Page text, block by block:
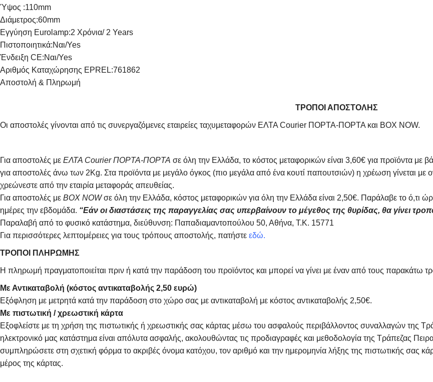
Σακούλες Σκούπας
Αξεσουάρ Λευκών Συσκευών
Καθαριστικά
Ύψος :110mm
Διάμετρος:60mm
Εγγύηση Eurolamp:2 Χρόνια/ 2 Years
Πιστοποιητικά:Ναι/Yes
Ένδειξη CE:Ναι/Yes
Αριθμός Καταχώρησης EPREL:761862
Αποστολή & Πληρωμή
ΤΡΟΠΟΙ ΑΠΟΣΤΟΛΗΣ
Οι αποστολές γίνονται από τις συνεργαζόμενες εταιρείες ταχυμεταφορών ΕΛΤΑ Courier ΠΟΡΤΑ-ΠΟΡΤΑ και BOX NOW.
Για αποστολές με ΕΛΤΑ Courier ΠΟΡΤΑ-ΠΟΡΤΑ σε όλη την Ελλάδα, το κόστος μεταφορικών είναι 3,60€ για προϊόντα
για αποστολές άνω των 2Κg. Στα προϊόντα με μεγάλο όγκος (πιο μεγάλα από ένα κουτί παπουτσιών) η χρέωση γίνεται
χρεώνεστε από την εταιρία μεταφοράς απευθείας.
Για αποστολές με BOX NOWσε όλη την Ελλάδα, κόστος μεταφορικών για όλη την Ελλάδα είναι 2,50€. Παράλαβε το
ημέρες την εβδομάδα. “Εάν οι διαστάσεις της παραγγελίας σας υπερβαίνουν το μέγεθος της θυρίδας, θα γίνει
Παραλαβή από το φυσικό κατάστημα, διεύθυνση: Παπαδιαμαντοπούλου 50, Αθήνα, Τ.Κ. 15771
Για περισσότερες λεπτομέρειες για τους τρόπους αποστολής, πατήστε εδώ.
ΤΡΟΠΟΙ ΠΛΗΡΩΜΗΣ
Η πληρωμή πραγματοποιείται πριν ή κατά την παράδοση του προϊόντος και μπορεί να γίνει με έναν από τους παρακάτω
Με Αντικαταβολή (κόστος αντικαταβολής 2,50 ευρώ)
Εξόφληση με μετρητά κατά την παράδοση στο χώρο σας με αντικαταβολή με κόστος αντικαταβολής 2,50€.
Με πιστωτική / χρεωστική κάρτα
Εξοφλείστε με τη χρήση της πιστωτικής ή χρεωστικής σας κάρτας μέσω του ασφαλούς περιβάλλοντος συναλλαγών της
ηλεκτρονικό μας κατάστημα είναι απόλυτα ασφαλής, ακολουθώντας τις προδιαγραφές και μεθοδολογία της Τράπεζας
συμπληρώσετε στη σχετική φόρμα το ακριβές όνομα κατόχου, τον αριθμό και την ημερομηνία λήξης της πιστωτικής σας
μέρος της κάρτας.